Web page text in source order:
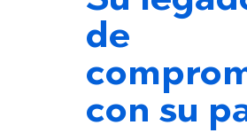
de
con su